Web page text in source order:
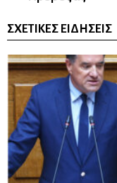
ΣΧΕΤΙΚΈΣ ΕΙΔΉΣΕΙΣ